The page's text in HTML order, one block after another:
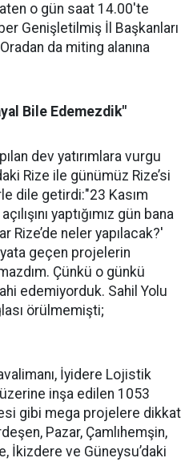
o gün saat 14.00'te
Genişletilmiş İl Başkanları
da miting alanına
Bile Edemezdik"
dev yatırımlara vurgu
Rize ile günümüz Rize’si
dile getirdi:"23 Kasım
yaptığımız gün bana
Rize’de neler yapılacak?'
geçen projelerin
Çünkü o günkü
edemiyorduk. Sahil Yolu
örülmemişti;
İyidere Lojistik
inşa edilen 1053
gibi mega projelere dikkat
Pazar, Çamlıhemşin,
İkizdere ve Güneysu’daki